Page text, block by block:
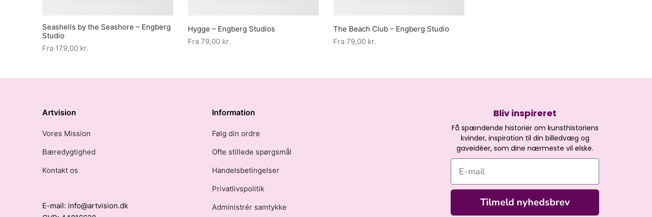
Seashells by the Seashore – Engberg
Studio
Fra 179,00 kr.
Hygge – Engberg Studios
Fra 79,00 kr.
The Beach Club – Engberg Studio
Fra 79,00 kr.
Bliv inspireret
Få spændende historier om kunsthistoriens
kvinder, inspiration til din billedvæg og
gaveidéer, som dine nærmeste vil elske.
E-mail
Tilmeld nyhedsbrev
Information
Følg din ordre
Ofte stillede spørgsmål
Handelsbetingelser
Privatlivspolitik
Administrér samtykke
Artvision
Vores Mission
Bæredygtighed
Kontakt os
E-mail: info@artvision.dk